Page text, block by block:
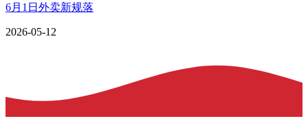
6月1日外卖新规落
2026-05-12